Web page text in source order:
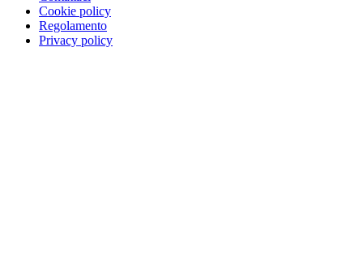
Cookie policy
Regolamento
Privacy policy